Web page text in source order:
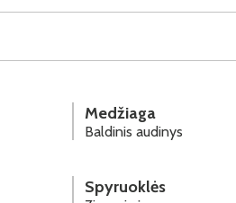
Medžiaga
Baldinis audinys
Spyruoklės